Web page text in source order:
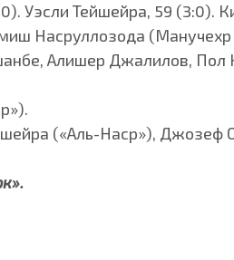
Уэсли Тейшейра, 59
Насруллозода
Алишер Джалилов,
(«Аль-Наср»), Джозеф